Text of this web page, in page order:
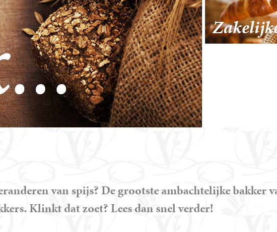
van spijs? De grootste ambachtelijke bakker
Klinkt dat zoet? Lees dan snel verder!